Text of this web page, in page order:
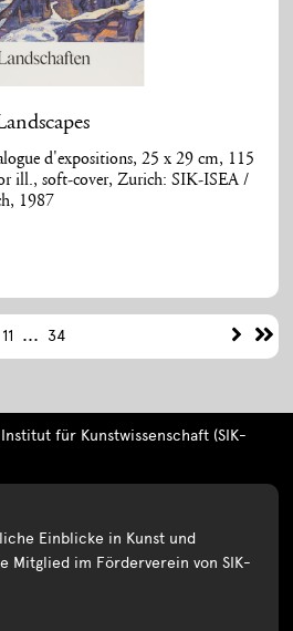
d'expositions, 25 x 29 cm, 115
ill., soft-cover, Zurich: SIK-ISEA /
1987
11 ... 34
für Kunstwissenschaft (SIK-
Einblicke in Kunst und
Mitglied im Förderverein von SIK-